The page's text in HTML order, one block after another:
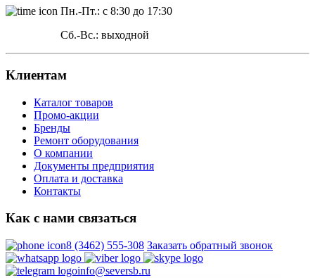
Пн.-Пт.: с 8:30 до 17:30
Сб.-Вс.: выходной
Клиентам
Каталог товаров
Промо-акции
Бренды
Ремонт оборудования
О компании
Документы предприятия
Оплата и доставка
Контакты
Как с нами связаться
8 (3462) 555-308 Заказать обратный звонок
info@seversb.ru